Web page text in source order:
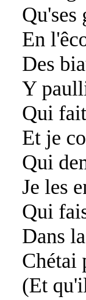
En
Des
Y
Qui
Et je
Qui
Je les
Qui
Dans
Chétai
(Et